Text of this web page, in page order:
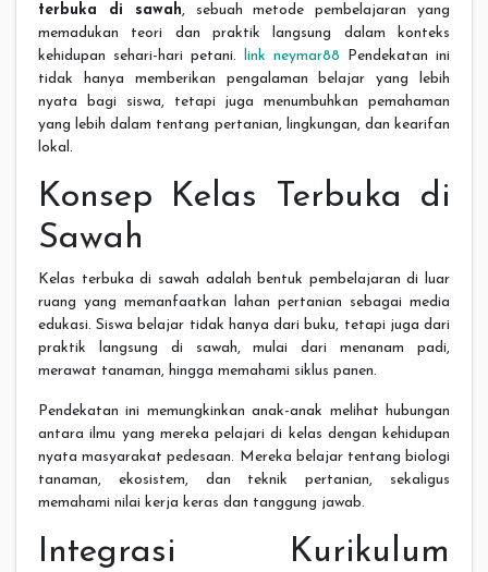
terbuka di sawah, sebuah metode pembelajaran yang
memadukan teori dan praktik langsung dalam konteks
kehidupan sehari-hari petani.
link neymar88 Pendekatan ini
tidak hanya memberikan pengalaman belajar yang lebih
nyata bagi siswa, tetapi juga menumbuhkan pemahaman
yang lebih dalam tentang pertanian, lingkungan, dan kearifan
lokal.
Konsep Kelas Terbuka di
Sawah
Kelas terbuka di sawah adalah bentuk pembelajaran di luar
ruang yang memanfaatkan lahan pertanian sebagai media
edukasi. Siswa belajar tidak hanya dari buku, tetapi juga dari
praktik langsung di sawah, mulai dari menanam padi,
merawat tanaman, hingga memahami siklus panen.
Pendekatan ini memungkinkan anak-anak melihat hubungan
antara ilmu yang mereka pelajari di kelas dengan kehidupan
nyata masyarakat pedesaan. Mereka belajar tentang biologi
tanaman, ekosistem, dan teknik pertanian, sekaligus
memahami nilai kerja keras dan tanggung jawab.
Integrasi Kurikulum